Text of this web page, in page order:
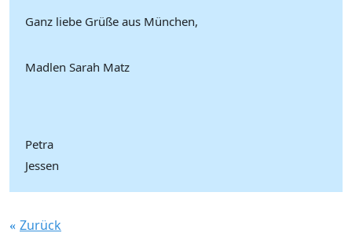
Ganz liebe Grüße aus München,
Madlen Sarah Matz
Petra
Jessen
Zurück